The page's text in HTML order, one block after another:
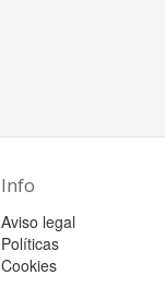
Info
Aviso legal
Políticas
Cookies